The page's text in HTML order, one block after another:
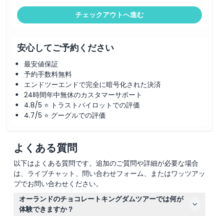
チェックアウトへ進む
安心してご予約ください
最安値保証
予約手数料無料
エンドツーエンドで完全に暗号化された決済
24時間年中無休のカスタマーサポート
4.8/5 ⭐ トラストパイロットでの評価
4.7/5 ⭐ グーグルでの評価
よくある質問
以下はよくある質問です。追加のご質問や詳細が必要な場合
は、ライブチャット、問い合わせフォーム、またはワッツアッ
プでお問い合わせください。
オーランドのチョコレートキングダムツアーでは何が
体験できますか？